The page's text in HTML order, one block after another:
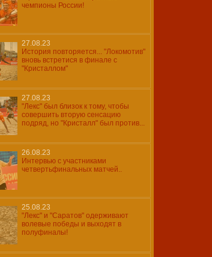
чемпионы России!
27.08.23
История повторяется... "Локомотив"
вновь встретися в финале с
"Кристаллом"
27.08.23
"Лекс" был близок к тому, чтобы
совершить вторую сенсацию
подряд, но "Кристалл" был против...
26.08.23
Интервью с участниками
четвертьфинальных матчей..
25.08.23
"Лекс" и "Саратов" одерживают
волевые победы и выходят в
полуфиналы!